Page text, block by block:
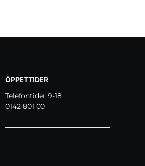
ÖPPETTIDER
Telefontider 9-18
0142-801 00